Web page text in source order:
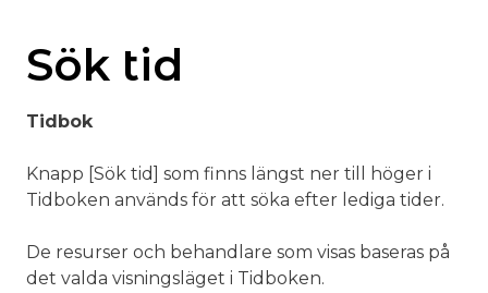
Sök tid
Tidbok
Knapp [Sök tid] som finns längst ner till höger i
Tidboken används för att söka efter lediga tider.
De resurser och behandlare som visas baseras på
det valda visningsläget i Tidboken.